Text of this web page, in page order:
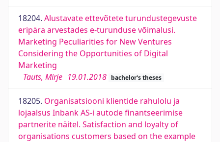
18204. Alustavate ettevõtete turundustegevuste
eripära arvestades e-turunduse võimalusi.
Marketing Peculiarities for New Ventures
Considering the Opportunities of Digital
Marketing
Tauts, Mirje 19.01.2018 bachelor's theses
18205. Organisatsiooni klientide rahulolu ja
lojaalsus Inbank AS-i autode finantseerimise
partnerite näitel. Satisfaction and loyalty of
organisations customers based on the example